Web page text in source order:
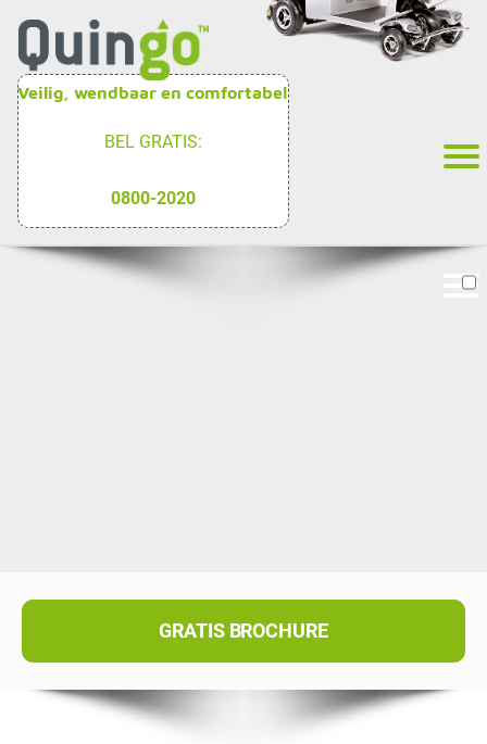
Veilig, wendbaar en comfortabel
BEL GRATIS:
0800-2020
GRATIS BROCHURE